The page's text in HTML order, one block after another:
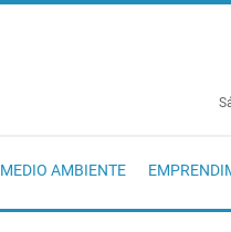
MEDIO AMBIENTE